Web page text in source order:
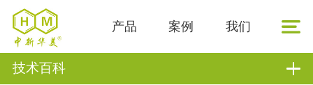
产品 案例 我们
技术百科